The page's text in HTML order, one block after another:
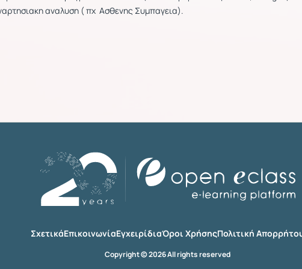
αναλυση ( πχ Ασθενης Συμπαγεια).
ΣχετικάΕπικοινωνίαΕγχειρίδιαΌροι ΧρήσηςΠολιτική
Copyright © 2026 All rights reserved